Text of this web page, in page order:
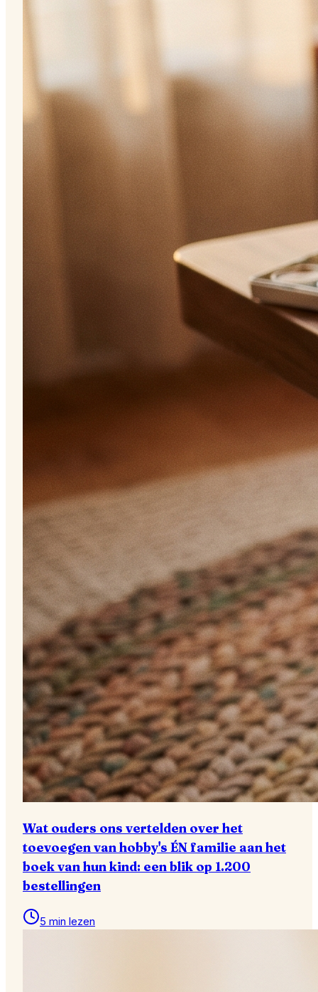
Wat ouders ons vertelden over het
toevoegen van hobby's ÉN familie aan het
boek van hun kind: een blik op 1.200
bestellingen
5 min lezen